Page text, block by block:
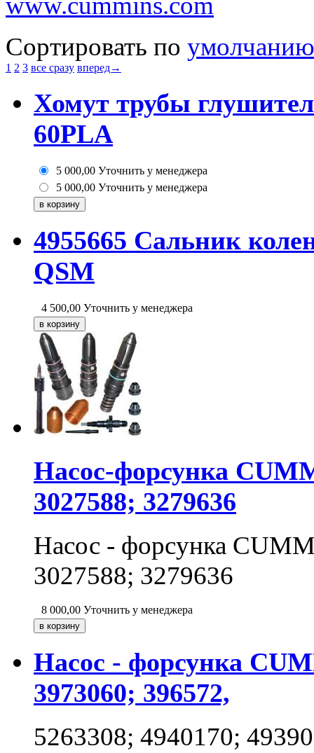
Сортировать по умолчанию
1 2 3 все сразу вперед→
Хомут трубы
60PLA
5 000,00 Уточнить у менеджера
5 000,00 Уточнить у менеджера
4955665 Сальник
QSM
4 500,00 Уточнить у менеджера
Насос-форсунка
3027588; 3279636
Насос - форсунка
3027588; 3279636
8 000,00 Уточнить у менеджера
Насос - форсунка
3973060; 396572,
5263308; 4940170;